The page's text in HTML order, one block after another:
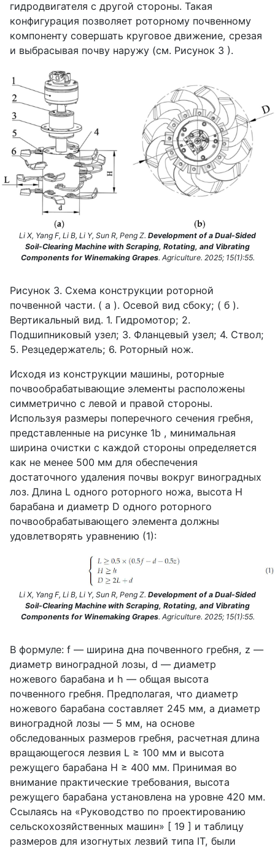
гидродвигателя с другой стороны. Такая
конфигурация позволяет роторному почвенному
компоненту совершать круговое движение, срезая
и выбрасывая почву наружу (см. Рисунок 3 ).
Li X, Yang F, Li B, Li Y, Sun R, Peng Z. Development of a Dual-Sided
Soil-Clearing Machine with Scraping, Rotating, and Vibrating
Components for Winemaking Grapes. Agriculture. 2025; 15(1):55.
Рисунок 3. Схема конструкции роторной
почвенной части. ( а ). Осевой вид сбоку; ( б ).
Вертикальный вид. 1. Гидромотор; 2.
Подшипниковый узел; 3. Фланцевый узел; 4. Ствол;
5. Резцедержатель; 6. Роторный нож.
Исходя из конструкции машины, роторные
почвообрабатывающие элементы расположены
симметрично с левой и правой стороны.
Используя размеры поперечного сечения гребня,
представленные на рисунке 1b , минимальная
ширина очистки с каждой стороны определяется
как не менее 500 мм для обеспечения
достаточного удаления почвы вокруг виноградных
лоз. Длина L одного роторного ножа, высота H
барабана и диаметр D одного роторного
почвообрабатывающего элемента должны
удовлетворять уравнению (1):
Li X, Yang F, Li B, Li Y, Sun R, Peng Z. Development of a Dual-Sided
Soil-Clearing Machine with Scraping, Rotating, and Vibrating
Components for Winemaking Grapes. Agriculture. 2025; 15(1):55.
В формуле: f — ширина дна почвенного гребня, z —
диаметр виноградной лозы, d — диаметр
ножевого барабана и h — общая высота
почвенного гребня. Предполагая, что диаметр
ножевого барабана составляет 245 мм, а диаметр
виноградной лозы — 5 мм, на основе
обследованных размеров гребня, расчетная длина
вращающегося лезвия L ≥ 100 мм и высота
режущего барабана H ≥ 400 мм. Принимая во
внимание практические требования, высота
режущего барабана установлена на уровне 420 мм.
Ссылаясь на «Руководство по проектированию
сельскохозяйственных машин» [ 19 ] и таблицу
размеров для изогнутых лезвий типа IT, были